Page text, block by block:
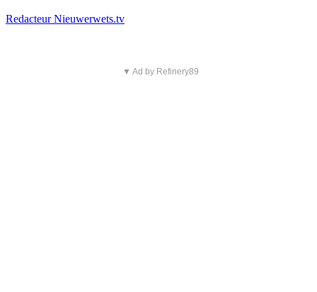
Redacteur Nieuwerwets.tv
▼ Ad by Refinery89